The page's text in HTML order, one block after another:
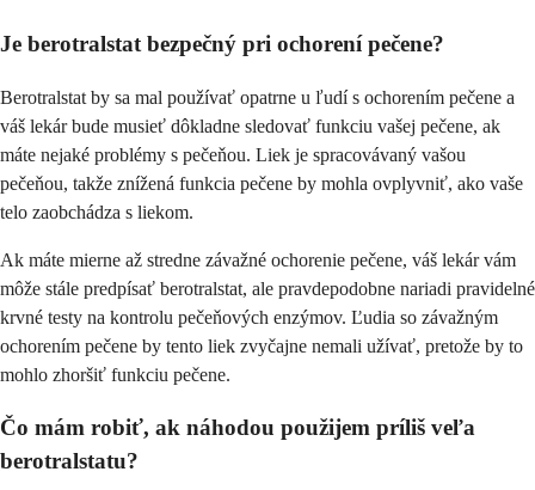
Je berotralstat bezpečný pri ochorení pečene?
Berotralstat by sa mal používať opatrne u ľudí s ochorením pečene a
váš lekár bude musieť dôkladne sledovať funkciu vašej pečene, ak
máte nejaké problémy s pečeňou. Liek je spracovávaný vašou
pečeňou, takže znížená funkcia pečene by mohla ovplyvniť, ako vaše
telo zaobchádza s liekom.
Ak máte mierne až stredne závažné ochorenie pečene, váš lekár vám
môže stále predpísať berotralstat, ale pravdepodobne nariadi pravidelné
krvné testy na kontrolu pečeňových enzýmov. Ľudia so závažným
ochorením pečene by tento liek zvyčajne nemali užívať, pretože by to
mohlo zhoršiť funkciu pečene.
Čo mám robiť, ak náhodou použijem príliš veľa
berotralstatu?